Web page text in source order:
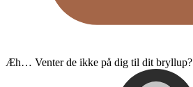
Æh… Venter de ikke på dig til dit bryllup?